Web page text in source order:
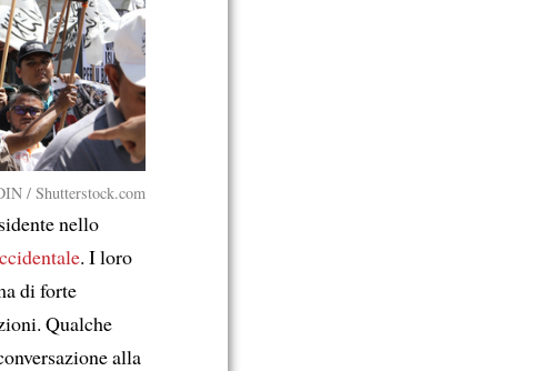
/ Shutterstock.com
nello
. I loro
di forte
Qualche
alla